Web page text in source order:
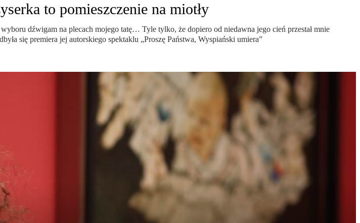
to pomieszczenie na miotły
dźwigam na plecach mojego tatę… Tyle tylko, że dopiero od niedawna jego cień przestał mnie
się premiera jej autorskiego spektaklu „Proszę Państwa, Wyspiański umiera”